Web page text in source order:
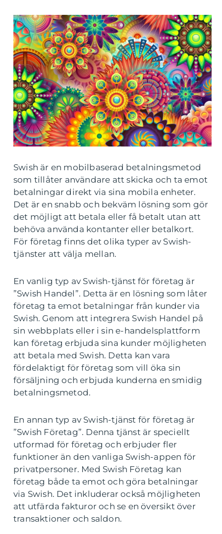
Swish är en mobilbaserad betalningsmetod
som tillåter användare att skicka och ta emot
betalningar direkt via sina mobila enheter.
Det är en snabb och bekväm lösning som gör
det möjligt att betala eller få betalt utan att
behöva använda kontanter eller betalkort.
För företag finns det olika typer av Swish-
tjänster att välja mellan.
En vanlig typ av Swish-tjänst för företag är
”Swish Handel”. Detta är en lösning som låter
företag ta emot betalningar från kunder via
Swish. Genom att integrera Swish Handel på
sin webbplats eller i sin e-handelsplattform
kan företag erbjuda sina kunder möjligheten
att betala med Swish. Detta kan vara
fördelaktigt för företag som vill öka sin
försäljning och erbjuda kunderna en smidig
betalningsmetod.
En annan typ av Swish-tjänst för företag är
”Swish Företag”. Denna tjänst är speciellt
utformad för företag och erbjuder fler
funktioner än den vanliga Swish-appen för
privatpersoner. Med Swish Företag kan
företag både ta emot och göra betalningar
via Swish. Det inkluderar också möjligheten
att utfärda fakturor och se en översikt över
transaktioner och saldon.